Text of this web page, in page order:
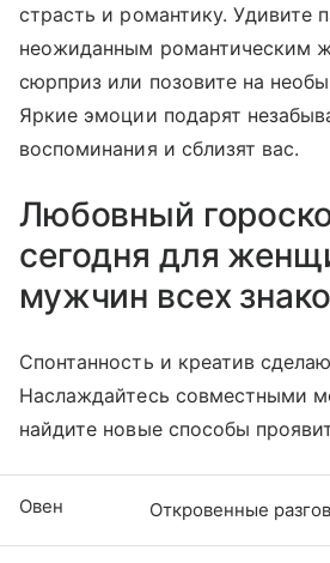
страсть и романтику. Удивите
неожиданным романтическим
сюрприз или позовите на
Яркие эмоции подарят
воспоминания и сблизят вас.
Любовный
сегодня для
мужчин всех
Спонтанность и креатив
Наслаждайтесь совместными
найдите новые способы
Овен Откровенные